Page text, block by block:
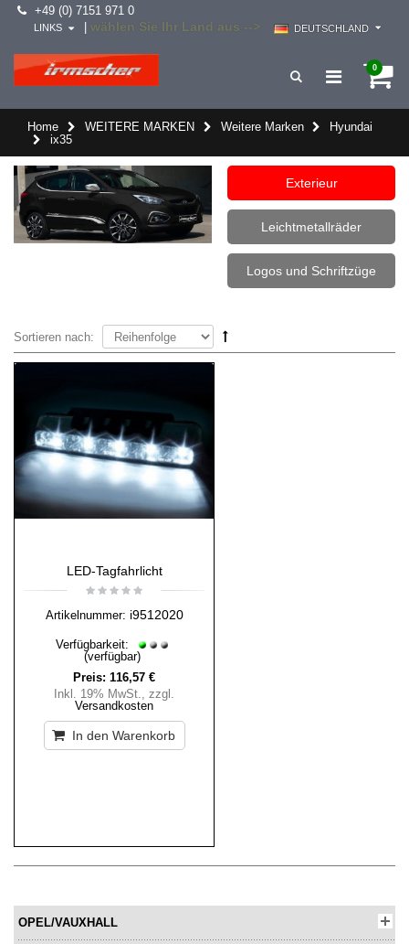
+49 (0) 7151 971 0
wählen Sie Ihr Land aus --> DEUTSCHLAND
LINKS
0
Home WEITERE MARKEN Weitere Marken
Hyundai
ix35
Exterieur
Leichtmetallräder
Logos und Schriftzüge
Sortieren nach:
LED-Tagfahrlicht
Artikelnummer: i9512020
Verfügbarkeit:
(verfügbar)
Preis: 116,57 €
Inkl. 19% MwSt., zzgl.
Versandkosten
In den Warenkorb
OPEL/VAUXHALL